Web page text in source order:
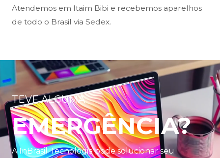
Atendemos em Itaim Bibi e recebemos aparelhos
de todo o Brasil via Sedex.
TEVE ALGUMA
EMERGÊNCIA?
A InBrasil Tecnologia pode solucionar seu